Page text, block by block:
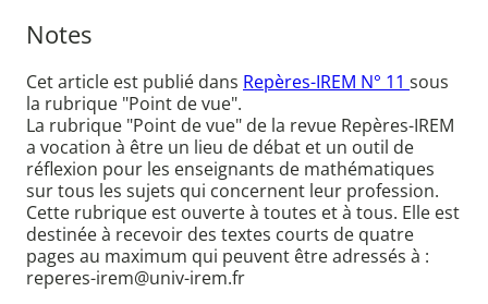
Notes
Cet article est publié dans Repères-IREM N° 11 sous
la rubrique "Point de vue".
La rubrique "Point de vue" de la revue Repères-IREM
a vocation à être un lieu de débat et un outil de
réflexion pour les enseignants de mathématiques
sur tous les sujets qui concernent leur profession.
Cette rubrique est ouverte à toutes et à tous. Elle est
destinée à recevoir des textes courts de quatre
pages au maximum qui peuvent être adressés à :
reperes-irem@univ-irem.fr